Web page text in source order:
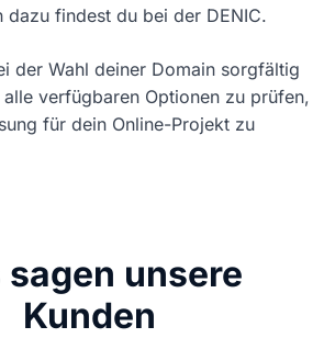
dazu findest du bei der DENIC.
der Wahl deiner Domain sorgfältig
verfügbaren Optionen zu prüfen,
für dein Online-Projekt zu
sagen unsere
Kunden